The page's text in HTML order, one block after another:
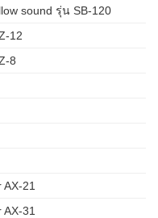
sound รุ่น SB-120
12
8
21
31